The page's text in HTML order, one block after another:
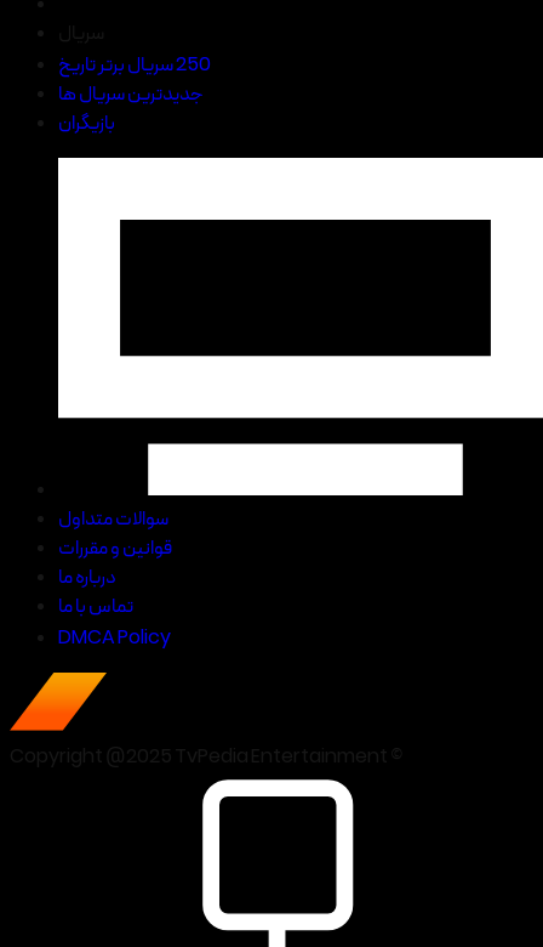
250 سریال برتر تاریخ
جدیدترین سریال ها
بازیگران
سوالات متداول
قوانین و مقررات
درباره ما
تماس با ما
DMCA Policy